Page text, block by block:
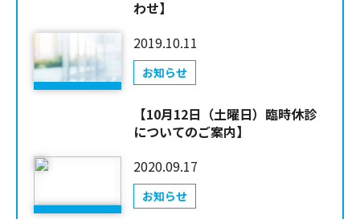
わせ】
2019.10.11
お知らせ
【10月12日（土曜日）臨時休診
についてのご案内】
2020.09.17
お知らせ